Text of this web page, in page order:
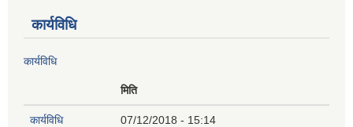
कार्यविधि
कार्यविधि
मिति
कार्यविधि 07/12/2018 - 15:14